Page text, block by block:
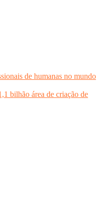
de humanas no mundo
bilhão área de criação de